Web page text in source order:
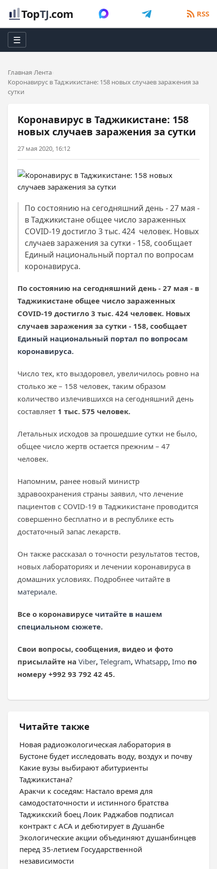
TopTJ.com RSS
☰
Главная Лента
Коронавирус в Таджикистане: 158 новых случаев заражения за
сутки
Коронавирус в Таджикистане: 158
новых случаев заражения за сутки
27 мая 2020, 16:12
По состоянию на сегодняшний день - 27 мая -
в Таджикистане общее число зараженных
COVID-19 достигло 3 тыс. 424 человек. Новых
случаев заражения за сутки - 158, сообщает
Единый национальный портал по вопросам
коронавируса.
По состоянию на сегодняшний день - 27 мая - в
Таджикистане общее число зараженных
COVID-19 достигло 3 тыс. 424 человек. Новых
случаев заражения за сутки - 158, сообщает
Единый национальный портал по вопросам
коронавируса.
Число тех, кто выздоровел, увеличилось ровно на
столько же – 158 человек, таким образом
количество излечившихся на сегодняшний день
составляет 1 тыс. 575 человек.
Летальных исходов за прошедшие сутки не было,
общее число жертв остается прежним – 47
человек.
Напомним, ранее новый министр
здравоохранения страны заявил, что лечение
пациентов с COVID-19 в Таджикистане проводится
совершенно бесплатно и в республике есть
достаточный запас лекарств.
Он также рассказал о точности результатов тестов,
новых лабораториях и лечении коронавируса в
домашних условиях. Подробнее читайте в
материале.
Все о коронавирусе читайте в нашем
специальном сюжете.
Свои вопросы, сообщения, видео и фото
присылайте на Viber, Telegram, Whatsapp, Imo по
номеру +992 93 792 42 45.
Читайте также
Новая радиоэкологическая лаборатория в
Бустоне будет исследовать воду, воздух и почву
Какие вузы выбирают абитуриенты
Таджикистана?
Аракчи к соседям: Настало время для
самодостаточности и истинного братства
Таджикский боец Лоик Раджабов подписал
контракт с ACA и дебютирует в Душанбе
Экологические акции объединяют душанбинцев
перед 35-летием Государственной
независимости